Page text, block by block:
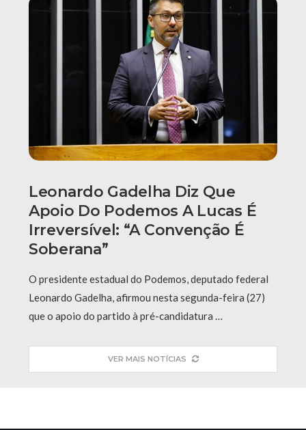
Leonardo Gadelha Diz Que
Apoio Do Podemos A Lucas É
Irreversível: “A Convenção É
Soberana”
O presidente estadual do Podemos, deputado federal
Leonardo Gadelha, afirmou nesta segunda-feira (27)
que o apoio do partido à pré-candidatura …
VER MAIS NOTÍCIAS